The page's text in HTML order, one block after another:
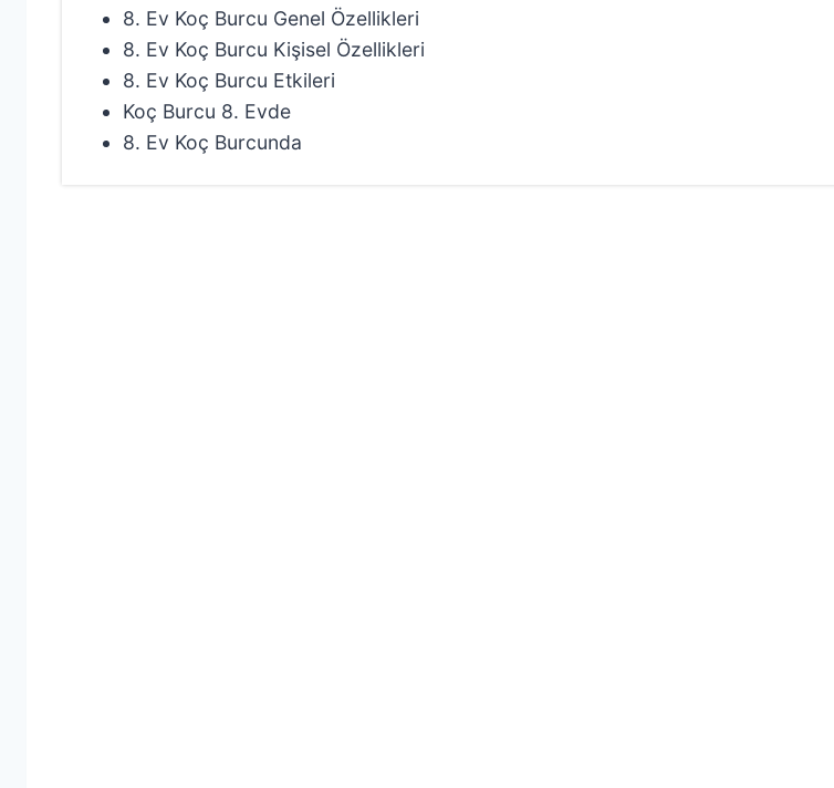
8. Ev Koç Burcu Genel Özellikleri
8. Ev Koç Burcu Kişisel Özellikleri
8. Ev Koç Burcu Etkileri
Koç Burcu 8. Evde
8. Ev Koç Burcunda